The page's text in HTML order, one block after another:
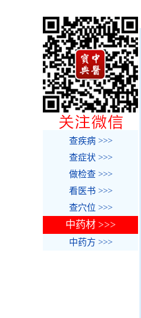
查疾病 >>>
查症状 >>>
做检查 >>>
看医书 >>>
查穴位 >>>
中药材 >>>
中药方 >>>